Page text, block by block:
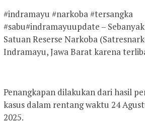
#indramayu #narkoba #tersangka
#sabu#indramayuupdate –
Satuan Reserse Narkoba
Indramayu, Jawa Barat karena
Penangkapan dilakukan dari hasil
kasus dalam rentang waktu 24
2025.